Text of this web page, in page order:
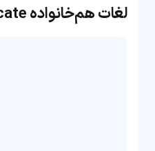
لغات هم‌خانواده dislocate